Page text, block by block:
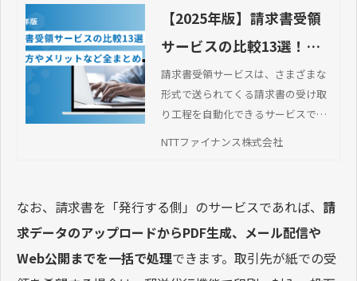
【2025年版】請求書受領
サービスの比較13選！選
び方やメリットなど全ま
とめ
請求書受領サービスは、さまざまな
形式で送られてくる請求書の受け取
り工程を自動化できるサービスで
す。本記事では、おすすめの請求書
NTTファイナンス株式会社
なお、請求書を「発行する側」のサービスであれば、 請
求データのアップロードからPDF生成、メール配信や
Web公開までを一括で処理できます。取引先が紙での受